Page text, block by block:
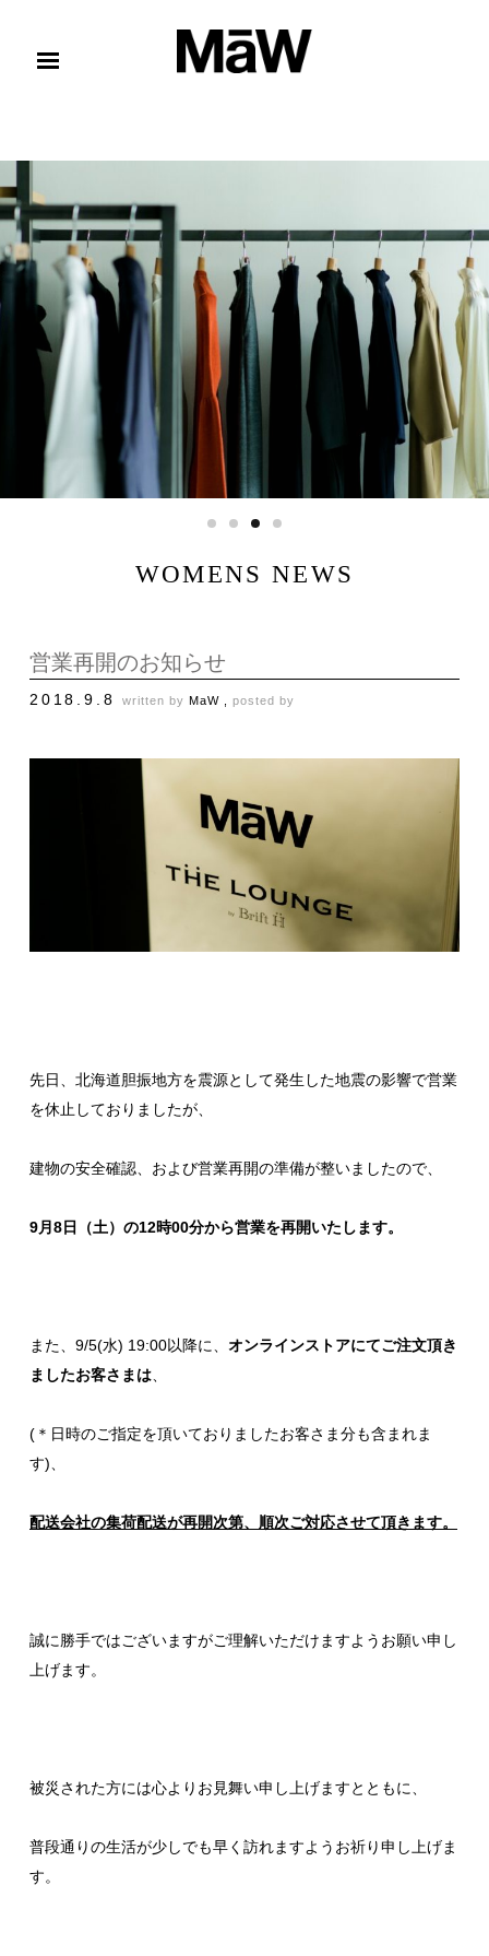
WOMENS NEWS
営業再開のお知らせ
2018.9.8written byMaW ,posted by
先日、北海道胆振地方を震源として発生した地震の影響で営業
を休止しておりましたが、
建物の安全確認、および営業再開の準備が整いましたので、
9月8日（土）の12時00分から営業を再開いたします。
また、9/5(水) 19:00以降に、 オンラインストアにてご注文頂き
ましたお客さまは
(＊日時のご指定を頂いておりましたお客さま分も含まれま
す)、
配送会社の集荷配送が再開次第、順次ご対応させて頂きます。
誠に勝手ではございますがご理解いただけますようお願い申し
上げます。
被災された方には心よりお見舞い申し上げますとともに、
普段通りの生活が少しでも早く訪れますようお祈り申し上げま
す。